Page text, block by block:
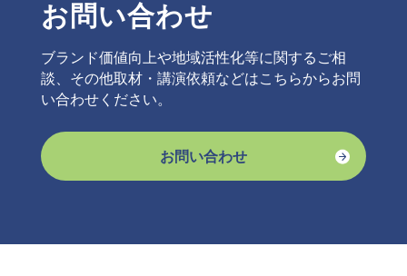
お問い合わせ
ブランド価値向上や地域活性化等に関するご相
談、その他取材・講演依頼などはこちらからお問
い合わせください。
お問い合わせ